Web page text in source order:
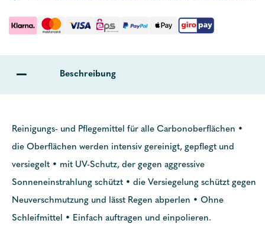
Beschreibung
Reinigungs- und Pflegemittel für alle Carbonoberflächen •
die Oberflächen werden intensiv gereinigt, gepflegt und
versiegelt • mit UV-Schutz, der gegen aggressive
Sonneneinstrahlung schützt • die Versiegelung schützt gegen
Neuverschmutzung und lässt Regen abperlen • Ohne
Schleifmittel • Einfach auftragen und einpolieren.